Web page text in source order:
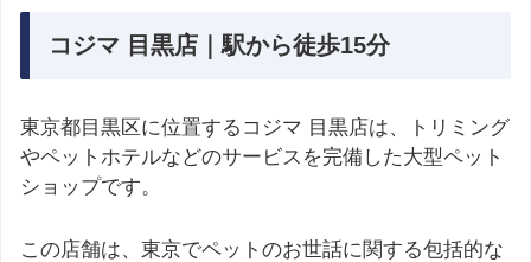
コジマ 目黒店｜駅から徒歩15分
東京都目黒区に位置するコジマ 目黒店は、トリミング
やペットホテルなどのサービスを完備した大型ペット
ショップです。
この店舗は、東京でペットのお世話に関する包括的な